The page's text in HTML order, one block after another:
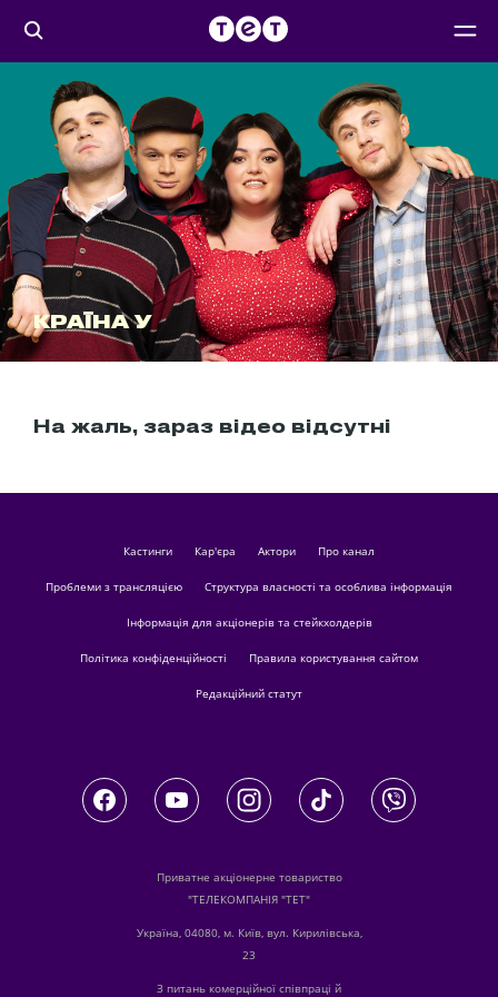
КРАЇНА У
На жаль, зараз відео відсутні
кастинги Кар'єра актори Про канал
Проблеми з трансляцією Структура власності та особлива інформація
Інформація для акціонерів та стейкхолдерів
Політика конфіденційності Правила користування сайтом
Редакційний статут
Приватне акціонерне товариство
"ТЕЛЕКОМПАНІЯ "ТЕТ"
Україна, 04080, м. Київ, вул. Кирилівська,
23
З питань комерційної співпраці й